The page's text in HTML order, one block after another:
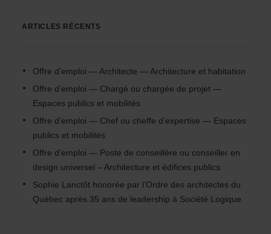
ARTICLES RÉCENTS
Offre d’emploi — Architecte — Architecture et habitation
Offre d’emploi — Chargé ou chargée de projet —
Espaces publics et mobilités
Offre d’emploi — Chef ou cheffe d’expertise — Espaces
publics et mobilités
Offre d’emploi — Poste de conseillère ou conseiller en
design universel – Architecture et édifices publics
Sophie Lanctôt honorée par l’Ordre des architectes du
Québec après 35 ans de leadership à Société Logique